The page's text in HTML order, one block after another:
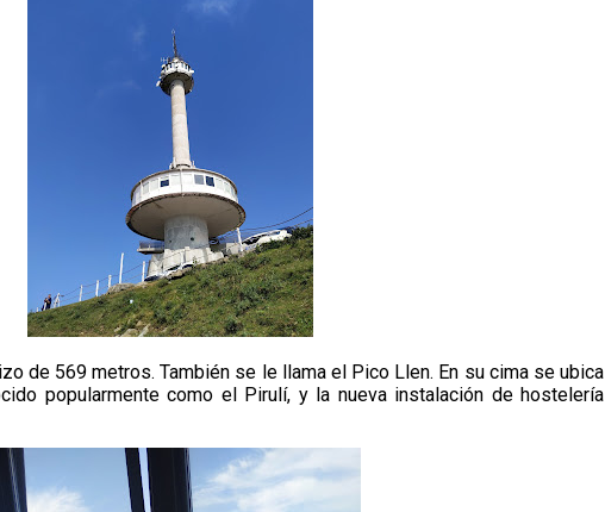
de 569 metros. También se le llama el Pico Llen. En su cima se ubica
popularmente como el Pirulí, y la nueva instalación de hostelería